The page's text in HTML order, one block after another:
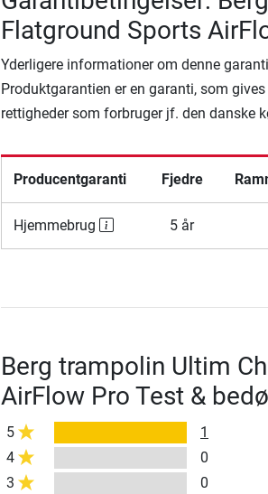
Flatground Sports
Yderligere informationer om denne
Produktgarantien er en garanti, som
rettigheder som forbruger jf. den danske
Producentgaranti Fjedre
Hjemmebrug 5 år
Berg trampolin Ultim
AirFlow Pro Test &
5
1
4
0
3
0